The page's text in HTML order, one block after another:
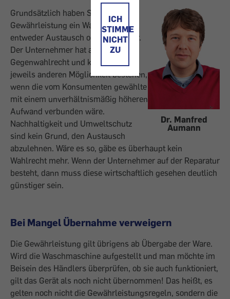
ICH
STIMME
NICHT
ZU
Dr. Manfred
Aumann
Grundsätzlich haben Sie aus der
Gewährleistung ein Wahlrecht –
entweder Austausch oder Reparatur.
Der Unternehmer hat aber ein
Gegenwahlrecht und kann auf der
jeweils anderen Möglichkeit bestehen,
wenn die vom Konsumenten gewählte
mit einem unverhältnismäßig höheren
Aufwand verbunden wäre.
Nachhaltigkeit und Umweltschutz
sind kein Grund, den Austausch
abzulehnen. Wäre es so, gäbe es überhaupt kein
Wahlrecht mehr. Wenn der Unternehmer auf der Reparatur
besteht, dann muss diese wirtschaftlich gesehen deutlich
günstiger sein.
Bei Mangel Übernahme verweigern
Die Gewährleistung gilt übrigens ab Übergabe der Ware.
Wird die Waschmaschine aufgestellt und man möchte im
Beisein des Händlers überprüfen, ob sie auch funktioniert,
gilt das Gerät als noch nicht übernommen! Das heißt, es
gelten noch nicht die Gewährleistungsregeln, sondern die